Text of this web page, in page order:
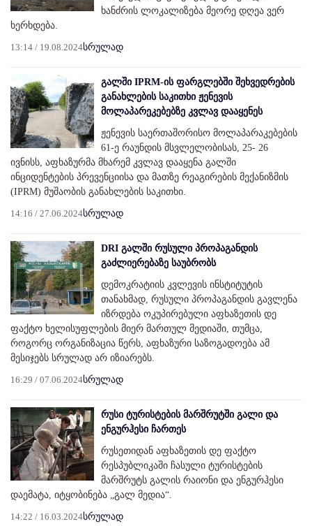
ხანძრის ლოკალიზება მეორე დღეა ვერ
ხერხდება.
13:14 / 19.08.2024სრულად
გალში IPRM-ის ფარგლებში შეხვედრების
განახლების საკითხი ჟენევის
მოლაპარეკებებზე კვლავ დააყენეს
ჟენევის საერთაშორისო მოლაპარაკებების
61-ე რაუნდის მსვლელობისას, 25- 26
ივნისს, აფხაზურმა მხარემ კვლავ დააყენა გალში
ინციდენტების პრევენციისა და მათზე რეაგირების მექანიზმის
(IPRM) მუშაობის განახლების საკითხი.
14:16 / 27.06.2024სრულად
DRI გალში რუსული პროპაგანდის
გაძლიერებაზე საუბრობს
დემოკრატიის კვლევის ინსტიტუტის
თანახმად, რუსული პროპაგანდის გავლენა
იზრდება ოკუპირებული აფხაზეთის დე
ფაქტო ხელისუფლების მიერ მართულ მედიაში, თუმცა,
როგორც ორგანიზაცია წერს, აფხაზური საზოგადოება ამ
მესიჯებს სრულად არ იზიარებს.
16:29 / 07.06.2024სრულად
რუსი ტურისტების მარშრუტში გალი და
ენგურჰესი ჩართეს
რუსეთიდან აფხაზეთის დე ფაქტო
რესპუბლიკაში ჩასული ტურისტების
მარშრუტს გალის რაიონი და ენგურჰესი
დაემატა, იტყობინება „გალ მედია“.
14:22 / 16.03.2024სრულად